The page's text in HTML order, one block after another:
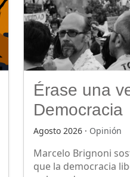
Érase una
Democracia
Agosto 2026 · Opinión
Marcelo Brignoni
que la democracia